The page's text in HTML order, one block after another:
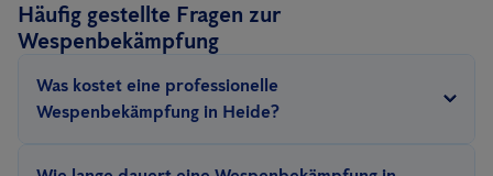
Häufig gestellte Fragen zur
Wespenbekämpfung
Was kostet eine professionelle
Wespenbekämpfung in Heide?